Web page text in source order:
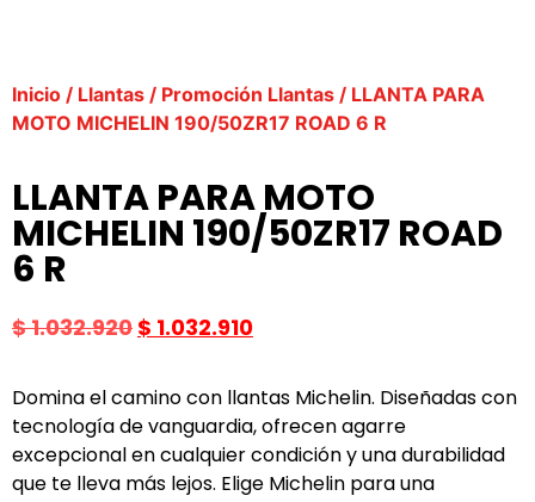
Inicio / Llantas / Promoción Llantas / LLANTA PARA
MOTO MICHELIN 190/50ZR17 ROAD 6 R
LLANTA PARA MOTO
MICHELIN 190/50ZR17 ROAD
6 R
$1.032.920 $ 1.032.910
Domina el camino con llantas Michelin. Diseñadas con
tecnología de vanguardia, ofrecen agarre
excepcional en cualquier condición y una durabilidad
que te lleva más lejos. Elige Michelin para una